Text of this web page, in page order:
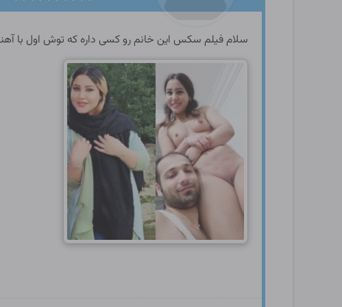
سلام فیلم سکس این خانم رو کسی داره که توش اول